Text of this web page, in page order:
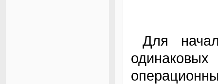
Для начала нам необходимо создать два